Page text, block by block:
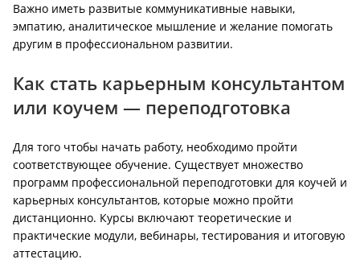
Важно иметь развитые коммуникативные навыки,
эмпатию, аналитическое мышление и желание помогать
другим в профессиональном развитии.
Как стать карьерным консультантом
или коучем — переподготовка
Для того чтобы начать работу, необходимо пройти
соответствующее обучение. Существует множество
программ профессиональной переподготовки для коучей и
карьерных консультантов, которые можно пройти
дистанционно. Курсы включают теоретические и
практические модули, вебинары, тестирования и итоговую
аттестацию.